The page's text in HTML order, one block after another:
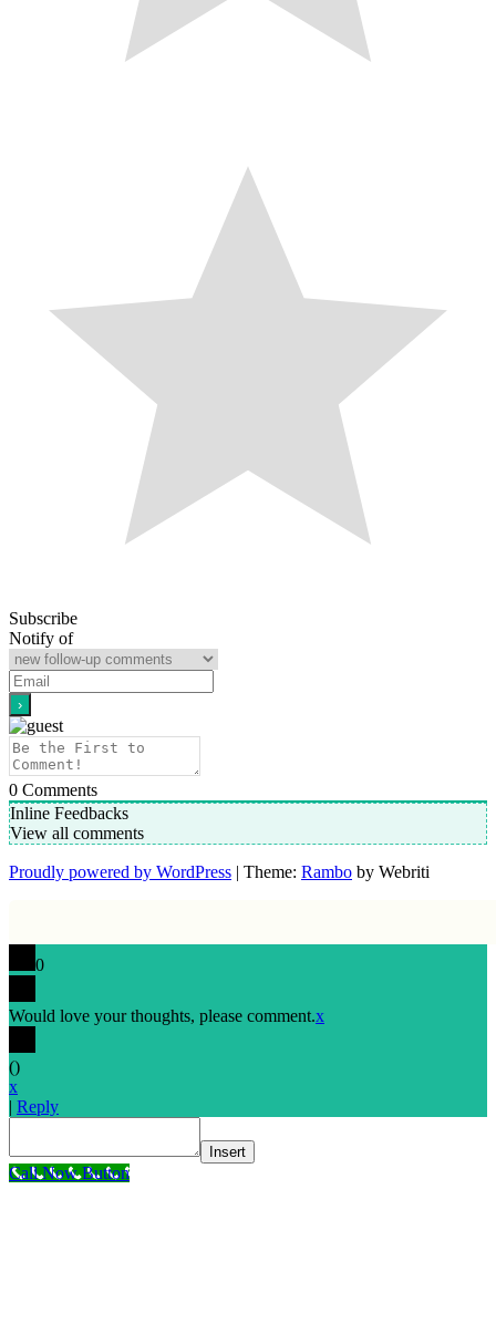
Subscribe
Notify of
0 Comments
Inline Feedbacks
View all comments
Proudly powered by WordPress | Theme: Rambo by Webriti
0
Would love your thoughts, please comment.x
()
x
| Reply
Insert
Call Now Button